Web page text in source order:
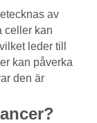
av
celler kan
leder till
kan påverka
den är